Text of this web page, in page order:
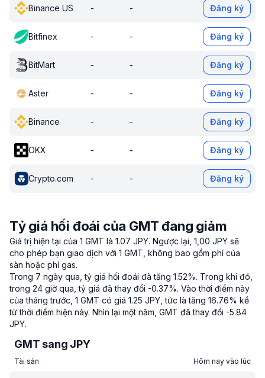
Binance US - - Đăng ký
Bitfinex - - Đăng ký
BitMart - - Đăng ký
Aster - - Đăng ký
Binance - - Đăng ký
OKX - - Đăng ký
Crypto.com - - Đăng ký
Tỷ giá hối đoái của GMT đang giảm
Giá trị hiện tại của 1 GMT là 1.07 JPY. Ngược lại, 1,00 JPY sẽ
cho phép bạn giao dịch với 1 GMT, không bao gồm phí của
sàn hoặc phí gas.
Trong 7 ngày qua, tỷ giá hối đoái đã tăng 1.52%. Trong khi đó,
trong 24 giờ qua, tỷ giá đã thay đổi -0.37%. Vào thời điểm này
của tháng trước, 1 GMT có giá 1.25 JPY, tức là tăng 16.76% kể
từ thời điểm hiện này. Nhìn lại một năm, GMT đã thay đổi -5.84
JPY.
GMT sang JPY
Tài sản Hôm nay vào lúc